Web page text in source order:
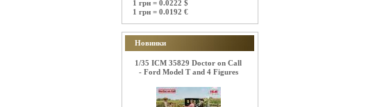
1 грн = 0.0222 $
1 грн = 0.0192 €
Новинки
1/35 ICM 35829 Doctor on Call
- Ford Model T and 4 Figures